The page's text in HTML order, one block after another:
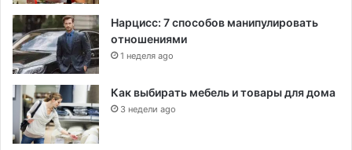
Нарцисс: 7 способов манипулировать
отношениями
1 неделя ago
Как выбирать мебель и товары для дома
3 недели ago